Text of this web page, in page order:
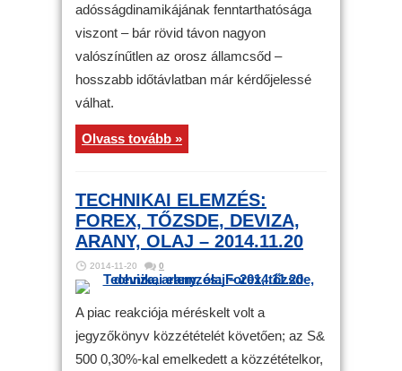
adósságdinamikájának fenntarthatósága
viszont – bár rövid távon nagyon
valószínűtlen az orosz államcsőd –
hosszabb időtávlatban már kérdőjelessé
válhat.
Olvass tovább »
TECHNIKAI ELEMZÉS:
FOREX, TŐZSDE, DEVIZA,
ARANY, OLAJ – 2014.11.20
2014-11-20 0
A piac reakciója méréskelt volt a
jegyzőkönyv közzétételét követően; az S&
500 0,30%-kal emelkedett a közzétételkor,